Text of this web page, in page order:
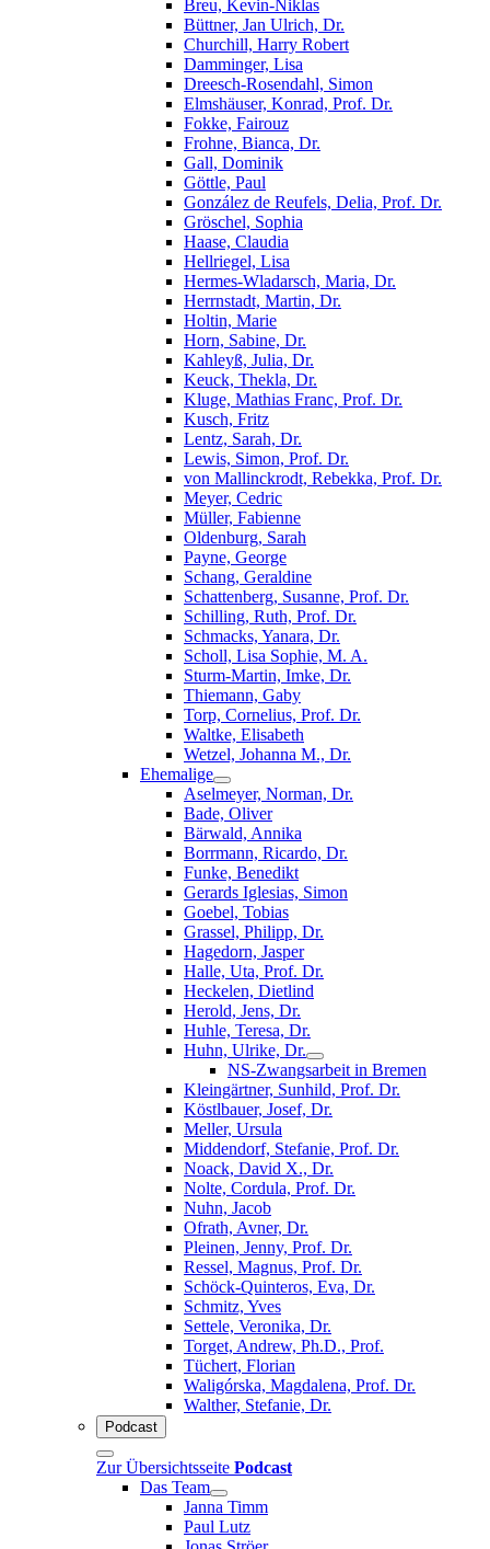
Breu, Kevin-Niklas
Büttner, Jan Ulrich, Dr.
Churchill, Harry Robert
Damminger, Lisa
Dreesch-Rosendahl, Simon
Elmshäuser, Konrad, Prof. Dr.
Fokke, Fairouz
Frohne, Bianca, Dr.
Gall, Dominik
Göttle, Paul
González de Reufels, Delia, Prof. Dr.
Gröschel, Sophia
Haase, Claudia
Hellriegel, Lisa
Hermes-Wladarsch, Maria, Dr.
Herrnstadt, Martin, Dr.
Holtin, Marie
Horn, Sabine, Dr.
Kahleyß, Julia, Dr.
Keuck, Thekla, Dr.
Kluge, Mathias Franc, Prof. Dr.
Kusch, Fritz
Lentz, Sarah, Dr.
Lewis, Simon, Prof. Dr.
von Mallinckrodt, Rebekka, Prof. Dr.
Meyer, Cedric
Müller, Fabienne
Oldenburg, Sarah
Payne, George
Schang, Geraldine
Schattenberg, Susanne, Prof. Dr.
Schilling, Ruth, Prof. Dr.
Schmacks, Yanara, Dr.
Scholl, Lisa Sophie, M. A.
Sturm-Martin, Imke, Dr.
Thiemann, Gaby
Torp, Cornelius, Prof. Dr.
Waltke, Elisabeth
Wetzel, Johanna M., Dr.
Ehemalige
Aselmeyer, Norman, Dr.
Bade, Oliver
Bärwald, Annika
Borrmann, Ricardo, Dr.
Funke, Benedikt
Gerards Iglesias, Simon
Goebel, Tobias
Grassel, Philipp, Dr.
Hagedorn, Jasper
Halle, Uta, Prof. Dr.
Heckelen, Dietlind
Herold, Jens, Dr.
Huhle, Teresa, Dr.
Huhn, Ulrike, Dr.
NS-Zwangsarbeit in Bremen
Kleingärtner, Sunhild, Prof. Dr.
Köstlbauer, Josef, Dr.
Meller, Ursula
Middendorf, Stefanie, Prof. Dr.
Noack, David X., Dr.
Nolte, Cordula, Prof. Dr.
Nuhn, Jacob
Ofrath, Avner, Dr.
Pleinen, Jenny, Prof. Dr.
Ressel, Magnus, Prof. Dr.
Schöck-Quinteros, Eva, Dr.
Schmitz, Yves
Settele, Veronika, Dr.
Torget, Andrew, Ph.D., Prof.
Tüchert, Florian
Waligórska, Magdalena, Prof. Dr.
Walther, Stefanie, Dr.
Podcast
Zur Übersichtsseite Podcast
Das Team
Janna Timm
Paul Lutz